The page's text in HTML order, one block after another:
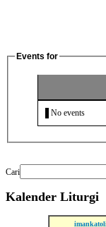
Events for
No events
Cari
Kalender Liturgi